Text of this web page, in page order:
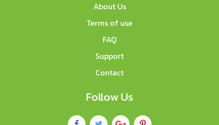
About Us
Terms of use
FAQ
Support
Contact
Follow Us